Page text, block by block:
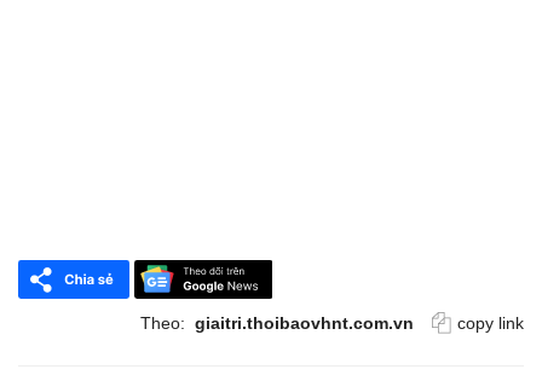
Theo: giaitri.thoibaovhnt.com.vn copy link